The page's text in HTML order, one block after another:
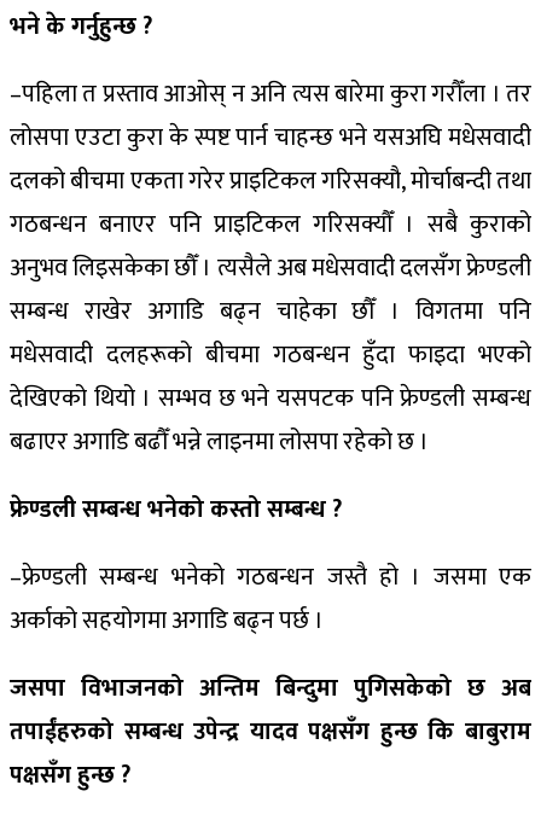
भने के गर्नुहुन्छ ?
–पहिला त प्रस्ताव आओस् न अनि त्यस बारेमा कुरा गरौँला । तर
लोसपा एउटा कुरा के स्पष्ट पार्न चाहन्छ भने यसअघि मधेसवादी
दलको बीचमा एकता गरेर प्राइटिकल गरिसक्यौ, मोर्चाबन्दी तथा
गठबन्धन बनाएर पनि प्राइटिकल गरिसक्यौँ । सबै कुराको
अनुभव लिइसकेका छौँ । त्यसैले अब मधेसवादी दलसँग फ्रेण्डली
सम्बन्ध राखेर अगाडि बढ्न चाहेका छौँ । विगतमा पनि
मधेसवादी दलहरूको बीचमा गठबन्धन हुँदा फाइदा भएको
देखिएको थियो । सम्भव छ भने यसपटक पनि फ्रेण्डली सम्बन्ध
बढाएर अगाडि बढौँ भन्ने लाइनमा लोसपा रहेको छ ।
फ्रेण्डली सम्बन्ध भनेको कस्तो सम्बन्ध ?
–फ्रेण्डली सम्बन्ध भनेको गठबन्धन जस्तै हो । जसमा एक
अर्काको सहयोगमा अगाडि बढ्न पर्छ ।
जसपा विभाजनको अन्तिम बिन्दुमा पुगिसकेको छ अब
तपाईंहरुको सम्बन्ध उपेन्द्र यादव पक्षसँग हुन्छ कि बाबुराम
पक्षसँग हुन्छ ?